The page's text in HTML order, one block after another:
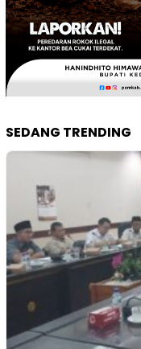
SEDANG TRENDING